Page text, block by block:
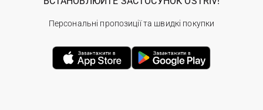
Персональні пропозиції та швидкі покупки